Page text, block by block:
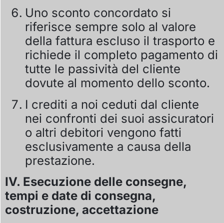
Uno sconto concordato si
riferisce sempre solo al valore
della fattura escluso il trasporto e
richiede il completo pagamento di
tutte le passività del cliente
dovute al momento dello sconto.
I crediti a noi ceduti dal cliente
nei confronti dei suoi assicuratori
o altri debitori vengono fatti
esclusivamente a causa della
prestazione.
IV. Esecuzione delle consegne,
tempi e date di consegna,
costruzione, accettazione